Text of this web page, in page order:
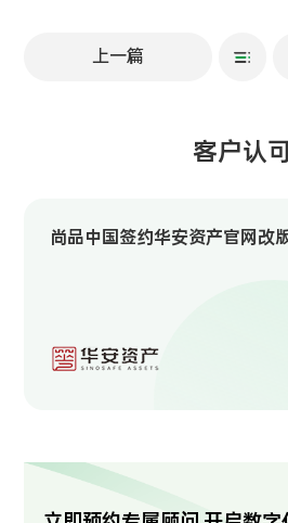
上一篇
客户认
尚品中国签约华安资产官网改